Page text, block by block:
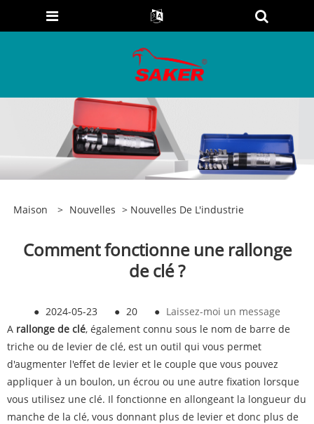
Maison > Nouvelles > Nouvelles De L'industrie
Comment fonctionne une rallonge
de clé ?
● 2024-05-23 ● 20 ● Laissez-moi un message
A rallonge de clé, également connu sous le nom de barre de
triche ou de levier de clé, est un outil qui vous permet
d'augmenter l'effet de levier et le couple que vous pouvez
appliquer à un boulon, un écrou ou une autre fixation lorsque
vous utilisez une clé. Il fonctionne en allongeant la longueur du
manche de la clé, vous donnant plus de levier et donc plus de